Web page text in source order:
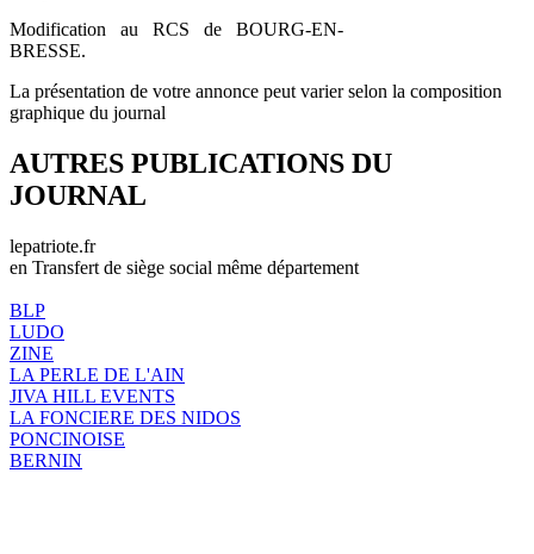
Modification au RCS de BOURG-EN-
BRESSE.
La présentation de votre annonce peut varier selon la composition
graphique du journal
AUTRES PUBLICATIONS DU
JOURNAL
lepatriote.fr
en Transfert de siège social même département
BLP
LUDO
ZINE
LA PERLE DE L'AIN
JIVA HILL EVENTS
LA FONCIERE DES NIDOS
PONCINOISE
BERNIN